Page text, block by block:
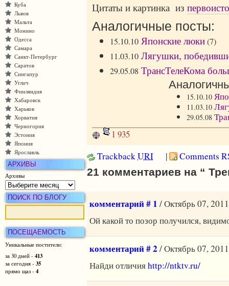
Цитаты и картинка из
Аналогичные посты:
15.10.10 Японские люки(7)
11.03.10 Лягушки,
29.05.08 ТрансТелеКома
15.10.10
11.03.10
29.05.08
1 935
Trackback URI |
Comments
21 комментариев на “
комментарий # 1/ Октябрь 07,
Ой какой то позор получился,
комментарий # 2/ Октябрь 07,
Найди отличияhttp://ntktv.ru/
Куба
Львов
Мальта
Монино
Одесса
Самара
Санкт-Петербург
Саратов
Сингапур
Углич
Финляндия
Хабаровск
Харьков
Хорватия
Черногория
Эстония
Япония
Ярославль
АРХИВЫ
Архивы
ПОИСК ПО БЛОГУ
ПОСЕЩАЕМОСТЬ
Уникальные постители:
за 30 дней - 413
за сегодня - 35
прямо щаз - 4